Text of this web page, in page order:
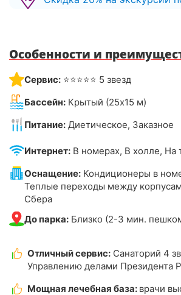
Особенности и
Сервис: ⭐⭐⭐⭐⭐ 5 звезд
Бассейн: Крытый (25х15 м)
Питание: Диетическое, Заказное
Интернет: В номерах, В холле, На
Оснащение: Кондиционеры в
Теплые переходы между
Сбера
До парка: Близко (2-3 мин.
Отличный сервис: Санаторий 4
Управлению делами Президента
Мощная лечебная база: врачи